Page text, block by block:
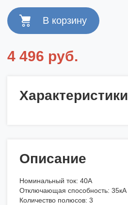
4 496 руб.
Характеристики
Описание
Номинальный ток: 40А
Отключающая способность: 35кА
Количество полюсов: 3